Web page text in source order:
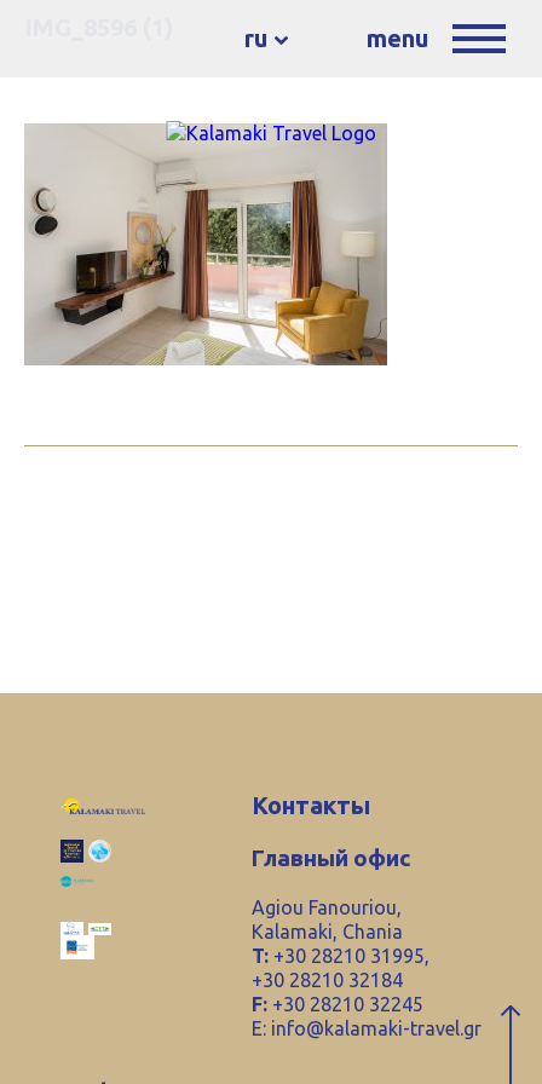
ru menu
Контакты
Главный офис
Agiou Fanouriou,
Kalamaki, Chania
T: +30 28210 31995,
+30 28210 32184
F: +30 28210 32245
E: info@kalamaki-travel.gr